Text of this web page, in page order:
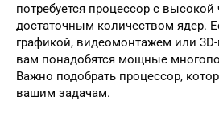
потребуется процессор с высокой
достаточным количеством ядер.
графикой, видеомонтажем или
вам понадобятся мощные
Важно подобрать процессор,
вашим задачам.